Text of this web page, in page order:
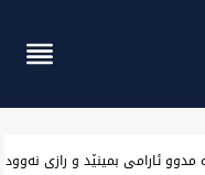
ناوڕاس و باشوور لە نیمەی